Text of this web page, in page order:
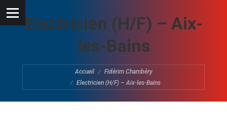
Electricien (H/F) – Aix-
les-Bains
Vous êtes ici :
Accueil
Fidérim Chambéry
Electricien (H/F) – Aix-les-Bains